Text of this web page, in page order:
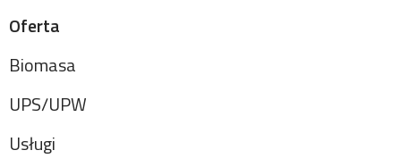
Oferta
Biomasa
UPS/UPW
Usługi